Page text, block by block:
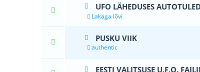
UFO LÄHEDUSES
Lakaga lõvi
0
PUSKU VIIK
authentic
EESTI VALITSUSE U.F.O.